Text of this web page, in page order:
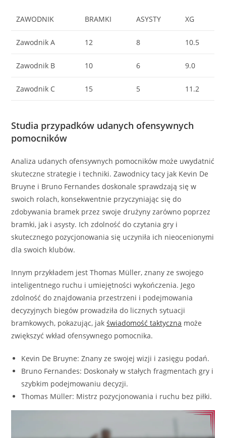
ZAWODNIK BRAMKI ASYSTY XG
Zawodnik A 12 8 10.5
Zawodnik B 10 6 9.0
Zawodnik C 15 5 11.2
Studia przypadków udanych ofensywnych
pomocników
Analiza udanych ofensywnych pomocników może uwydatnić
skuteczne strategie i techniki. Zawodnicy tacy jak Kevin De
Bruyne i Bruno Fernandes doskonale sprawdzają się w
swoich rolach, konsekwentnie przyczyniając się do
zdobywania bramek przez swoje drużyny zarówno poprzez
bramki, jak i asysty. Ich zdolność do czytania gry i
skutecznego pozycjonowania się uczyniła ich nieocenionymi
dla swoich klubów.
Innym przykładem jest Thomas Müller, znany ze swojego
inteligentnego ruchu i umiejętności wykończenia. Jego
zdolność do znajdowania przestrzeni i podejmowania
decyzyjnych biegów prowadziła do licznych sytuacji
bramkowych, pokazując, jakświadomość taktyczna może
zwiększyć wkład ofensywnego pomocnika.
Kevin De Bruyne: Znany ze swojej wizji i zasięgu podań.
Bruno Fernandes: Doskonały w stałych fragmentach gry i
szybkim podejmowaniu decyzji.
Thomas Müller: Mistrz pozycjonowania i ruchu bez piłki.